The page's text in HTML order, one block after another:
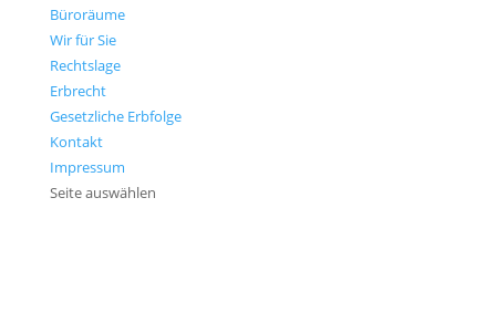
Büroräume
Wir für Sie
Rechtslage
Erbrecht
Gesetzliche Erbfolge
Kontakt
Impressum
Seite auswählen